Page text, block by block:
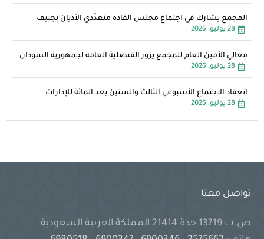
المجمع يشارك في اجتماع مجلس القادة متعدِّدي الأديان بجنيف
28 يوليو، 2026
معالي الأمين العام للمجمع يزور القنصلية العامة لجمهورية السودان
28 يوليو، 2026
انعقاد الاجتماع الأسبوعي الثالث والستين بعد المائة للإدارات
28 يوليو، 2026
تواصل معنا
ص.ب 13719 جدة 21414 المملكة العربية السعودية